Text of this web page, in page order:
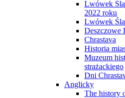
Lwówek
2022 roku
Lwówek
Deszczowe
Chrastava
Historia
Muzeum
strażackiego
Dni
Anglicky
The history